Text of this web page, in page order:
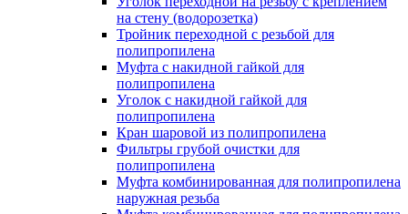
на стену (водорозетка)
Тройник переходной с резьбой для
полипропилена
Муфта с накидной гайкой для
полипропилена
Уголок с накидной гайкой для
полипропилена
Кран шаровой из полипропилена
Фильтры грубой очистки для
полипропилена
Муфта комбинированная для полипропилена
наружная резьба